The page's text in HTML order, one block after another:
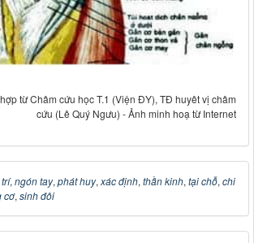
từ Châm cứu học T.1 (Viện ĐY), TĐ huyêt vị châm
cứu (Lê Quý Ngưu) - Ảnh minh hoạ từ Internet
, ngón tay, phát huy, xác định, thần kinh, tại chỗ, chi
cơ, sinh đôi